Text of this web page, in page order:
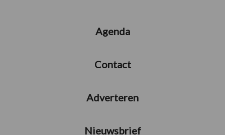
Agenda
Contact
Adverteren
Nieuwsbrief